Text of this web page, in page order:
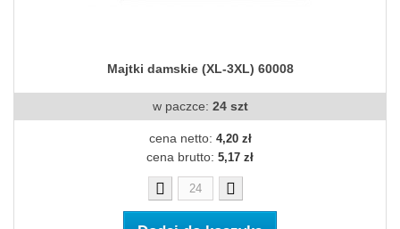
Majtki damskie (XL-3XL) 60008
w paczce: 24 szt
cena netto: 4,20 zł
cena brutto: 5,17 zł